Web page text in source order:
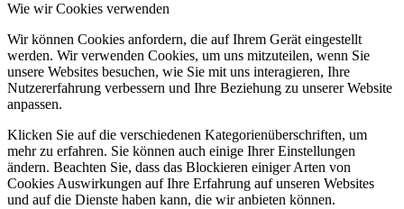
Wie wir Cookies verwenden
Wir können Cookies anfordern, die auf Ihrem Gerät eingestellt
werden. Wir verwenden Cookies, um uns mitzuteilen, wenn Sie
unsere Websites besuchen, wie Sie mit uns interagieren, Ihre
Nutzererfahrung verbessern und Ihre Beziehung zu unserer Website
anpassen.
Klicken Sie auf die verschiedenen Kategorienüberschriften, um
mehr zu erfahren. Sie können auch einige Ihrer Einstellungen
ändern. Beachten Sie, dass das Blockieren einiger Arten von
Cookies Auswirkungen auf Ihre Erfahrung auf unseren Websites
und auf die Dienste haben kann, die wir anbieten können.